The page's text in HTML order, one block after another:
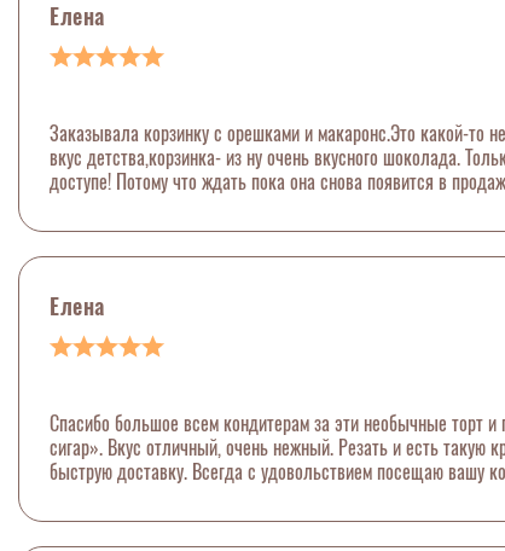
Елена
Заказывала корзинку с орешками и макаронс.Это какой-то
вкус детства,корзинка- из ну очень вкусного шоколада.
доступе! Потому что ждать пока она снова появится в
Елена
Спасибо большое всем кондитерам за эти необычные
сигар». Вкус отличный, очень нежный. Резать и есть такую
быструю доставку. Всегда с удовольствием посещаю вашу